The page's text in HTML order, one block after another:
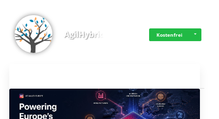
AgilHybrid Kostenfrei